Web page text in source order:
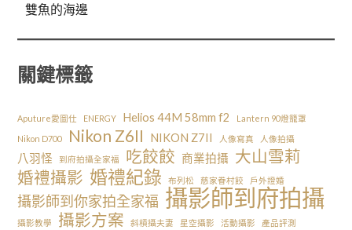
雙魚的海邊
關鍵標籤
Aputure愛圖仕 ENERGY Helios 44M 58mm f2
Lantern 90燈籠罩
Nikon D700
Nikon Z6II NIKON Z7II 人像寫真 人像拍攝
八羽怪 到府拍攝全家福 吃餃餃 商業拍攝 大山雪莉
婚禮攝影 婚禮紀錄 布列松 慈家眷村餃 戶外證婚
攝影師到你家拍全家福 攝影師到府拍攝
攝影教學 攝影方案 斜槓攝夫妻 星空攝影 活動攝影 產品評測